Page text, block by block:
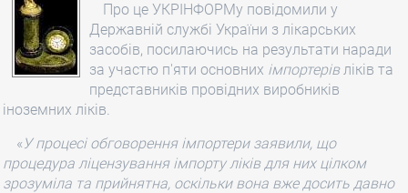
Про це УКРІНФОРМу повідомили у
Державній службі України з лікарських
засобів, посилаючись на результати наради
за участю п'яти основних імпортерівліків та
представників провідних виробників
іноземних ліків.
«У процесі обговорення імпортеризаявили, що
процедура ліцензування імпорту ліків для них цілком
зрозуміла та прийнятна, оскільки вона вже досить давно